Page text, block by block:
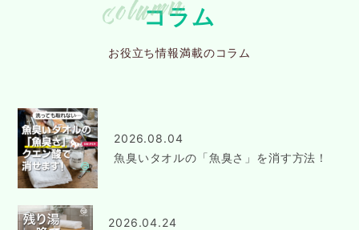
コラム
お役立ち情報満載のコラム
2026.08.04
魚臭いタオルの「魚臭さ」を消す方法！
2026.04.24